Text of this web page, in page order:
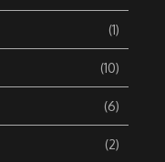
(1)
(10)
(6)
(2)